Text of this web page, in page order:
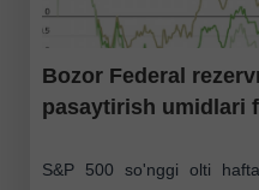
Bozor Federal
pasaytirish umidlari
S&P 500 so'nggi olti